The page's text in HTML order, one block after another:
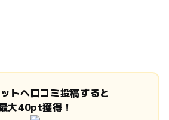
トへ口コミ投稿すると
大40pt獲得！